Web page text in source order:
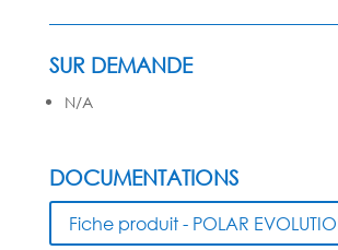
SUR DEMANDE
N/A
DOCUMENTATIONS
Fiche produit - POLAR